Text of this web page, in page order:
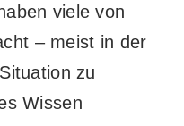
viele von
– meist in der
zu
Wissen